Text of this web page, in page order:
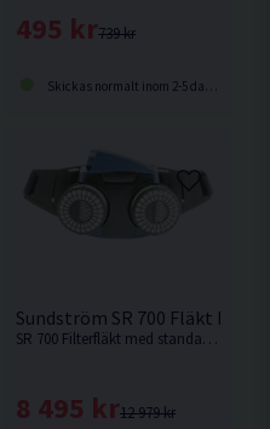
739 kr
495 kr
Skickas normalt inom 2-5 dagar
Sundström SR 700 Fläkt Inkl
SR 700 Filterfläkt med standardbatteri.
12 979 kr
8 495 kr